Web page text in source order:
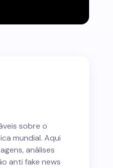
sobre o
mundial. Aqui
análises
anti fake news